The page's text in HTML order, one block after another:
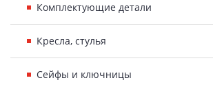
Комплектующие детали
Кресла, стулья
Сейфы и ключницы